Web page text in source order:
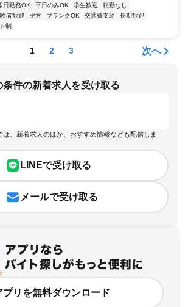
日勤務OK 平日のみOK 学生歓迎
転勤なし
者歓迎 夕方 ブランクOK 交通費支給
長期歓迎
制
1 2 3 次へ
条件の新着求人を受け取る
は、新着求人のほか、おすすめ情報なども配信しま
LINEで受け取る
メールで受け取る
プリを無料ダウンロード